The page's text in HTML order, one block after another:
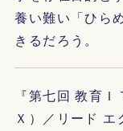
養い難い「ひら
きるだろう。
『第七回 教育
Ｘ）／リード エ